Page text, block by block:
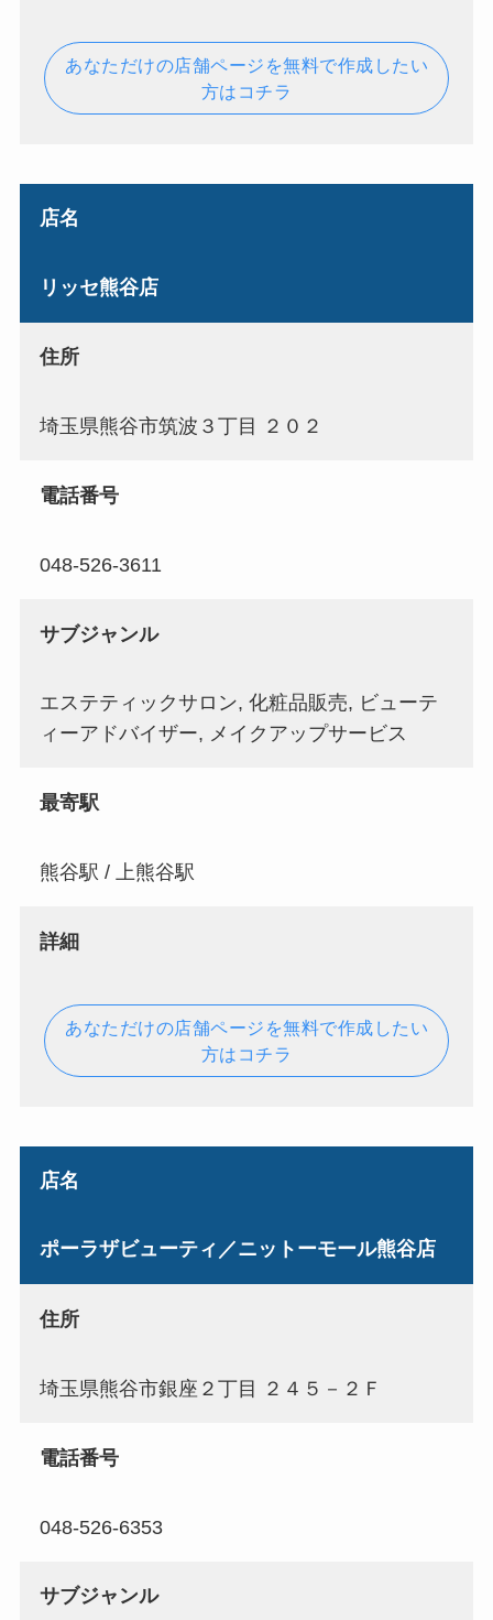
あなただけの店舗ページを無料で作成したい
方はコチラ
店名
リッセ熊谷店
住所
埼玉県熊谷市筑波３丁目 ２０２
電話番号
048-526-3611
サブジャンル
エステティックサロン, 化粧品販売, ビューテ
ィーアドバイザー, メイクアップサービス
最寄駅
熊谷駅 / 上熊谷駅
詳細
あなただけの店舗ページを無料で作成したい
方はコチラ
店名
ポーラザビューティ／ニットーモール熊谷店
住所
埼玉県熊谷市銀座２丁目 ２４５－２Ｆ
電話番号
048-526-6353
サブジャンル